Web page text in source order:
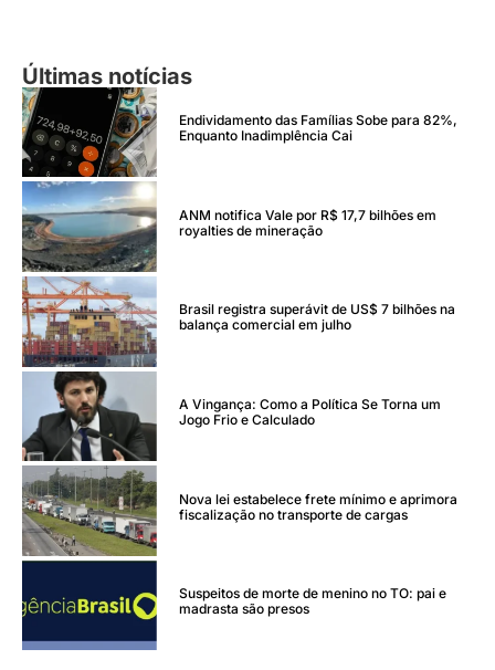
Últimas notícias
Endividamento das Famílias Sobe para 82%,
Enquanto Inadimplência Cai
ANM notifica Vale por R$ 17,7 bilhões em
royalties de mineração
Brasil registra superávit de US$ 7 bilhões na
balança comercial em julho
A Vingança: Como a Política Se Torna um
Jogo Frio e Calculado
Nova lei estabelece frete mínimo e aprimora
fiscalização no transporte de cargas
Suspeitos de morte de menino no TO: pai e
madrasta são presos